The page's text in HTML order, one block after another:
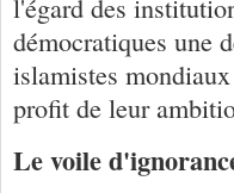
l'égard des
démocratiques une
islamistes
profit de leur
Le voile